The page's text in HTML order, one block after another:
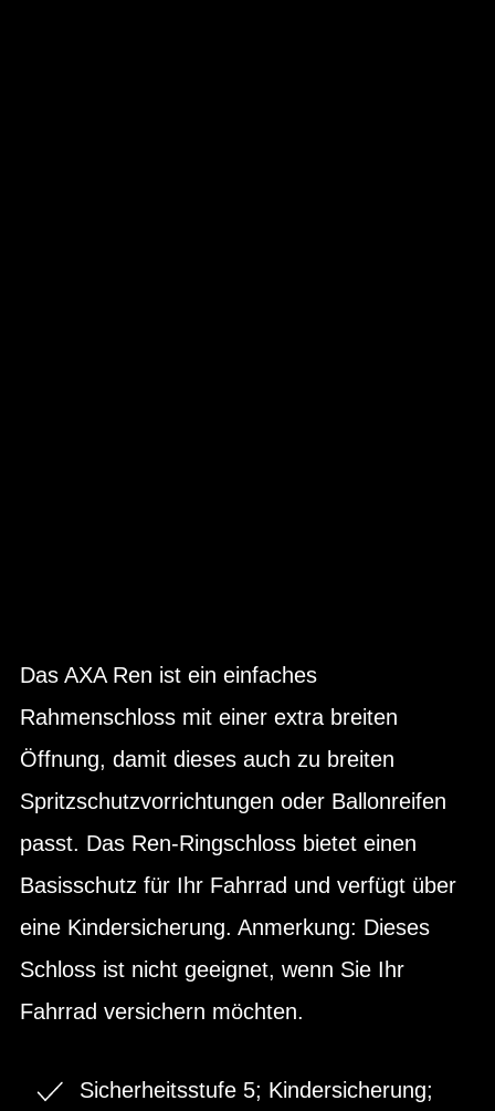
Das AXA Ren ist ein einfaches
Rahmenschloss mit einer extra breiten
Öffnung, damit dieses auch zu breiten
Spritzschutzvorrichtungen oder Ballonreifen
passt. Das Ren-Ringschloss bietet einen
Basisschutz für Ihr Fahrrad und verfügt über
eine Kindersicherung. Anmerkung: Dieses
Schloss ist nicht geeignet, wenn Sie Ihr
Fahrrad versichern möchten.
Sicherheitsstufe 5; Kindersicherung;